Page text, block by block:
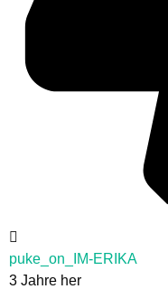
puke_on_IM-ERIKA
3 Jahre her